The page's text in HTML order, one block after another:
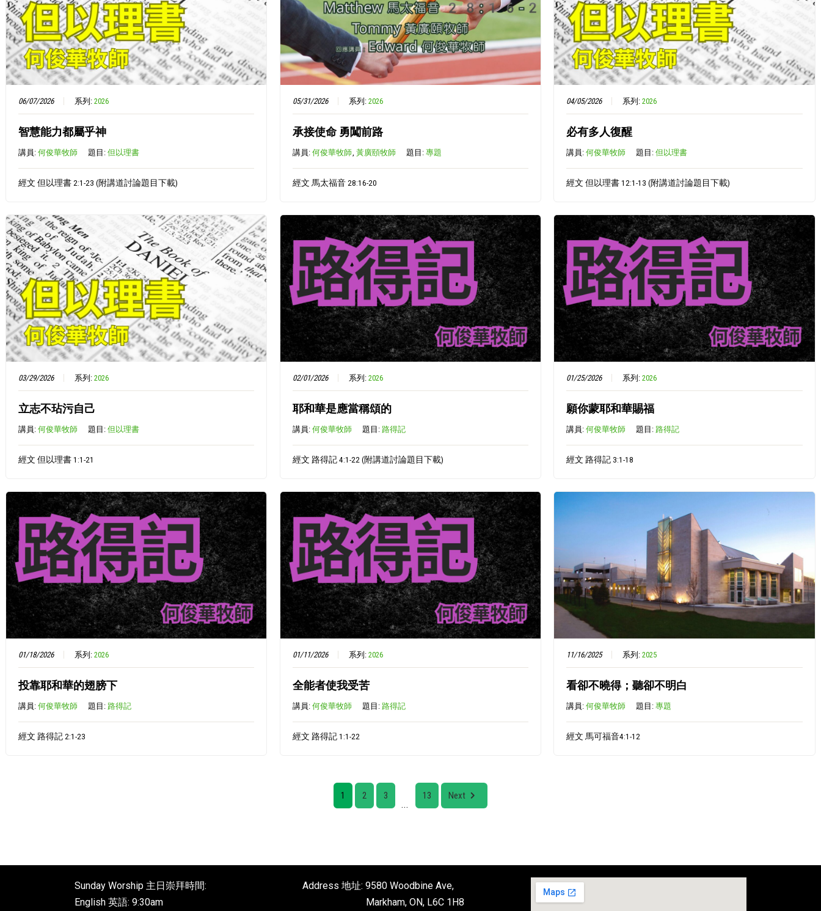
06/07/2026 系列: 2026
智慧能力都屬乎神
講員: 何俊華牧師 題目: 但以理書
經文 但以理書 2:1-23 (附講道討論題目下載)
05/31/2026 系列: 2026
承接使命 勇闖前路
講員: 何俊華牧師, 黃廣頤牧師 題目: 專題
經文 馬太福音 28:16-20
04/05/2026 系列:2026
必有多人復醒
講員:何俊華牧師 題目:但以理書
經文 但以理書 12:1-13 (附講道討論題目下載)
03/29/2026 系列: 2026
立志不玷污自己
講員: 何俊華牧師 題目: 但以理書
經文 但以理書 1:1-21
02/01/2026 系列: 2026
耶和華是應當稱頌的
講員: 何俊華牧師 題目: 路得記
經文 路得記 4:1-22 (附講道討論題目下載)
01/25/2026 系列:2026
願你蒙耶和華賜福
講員:何俊華牧師 題目: 路得記
經文 路得記 3:1-18
01/18/2026 系列: 2026
投靠耶和華的翅膀下
講員: 何俊華牧師 題目: 路得記
經文 路得記 2:1-23
01/11/2026 系列: 2026
全能者使我受苦
講員: 何俊華牧師 題目: 路得記
經文 路得記 1:1-22
11/16/2025 系列:2025
看卻不曉得；聽卻不明白
講員:何俊華牧師 題目:專題
經文 馬可福音4:1-12
1 2 3
...
13 Next
Sunday Worship 主日崇拜時間:
English 英語: 9:30am
Address 地址: 9580 Woodbine Ave,
Markham, ON, L6C 1H8